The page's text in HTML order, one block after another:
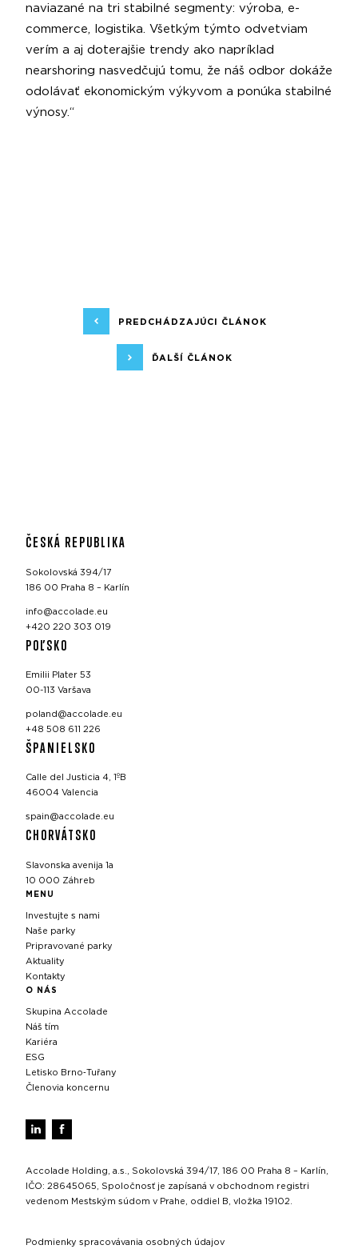
naviazané na tri stabilné segmenty: výroba, e-
commerce, logistika. Všetkým týmto odvetviam
verím a aj doterajšie trendy ako napríklad
nearshoring nasvedčujú tomu, že náš odbor dokáže
odolávať ekonomickým výkyvom a ponúka stabilné
výnosy.“
PREDCHÁDZAJÚCI ČLÁNOK
ĎALŠÍ ČLÁNOK
ČESKÁ REPUBLIKA
Sokolovská 394/17
186 00 Praha 8 – Karlín
info@accolade.eu
+420 220 303 019
POĽSKO
Emilii Plater 53
00-113 Varšava
poland@accolade.eu
+48 508 611 226
ŠPANIELSKO
Calle del Justicia 4, 1ºB
46004 Valencia
spain@accolade.eu
CHORVÁTSKO
Slavonska avenija 1a
10 000 Záhreb
MENU
Investujte s nami
Naše parky
Pripravované parky
Aktuality
Kontakty
O NÁS
Skupina Accolade
Náš tím
Kariéra
ESG
Letisko Brno‑Tuřany
Členovia koncernu
Accolade Holding, a.s., Sokolovská 394/17, 186 00 Praha 8 – Karlín,
IČO: 28645065, Spoločnosť je zapísaná v obchodnom registri
vedenom Mestským súdom v Prahe, oddiel B, vložka 19102.
Podmienky spracovávania osobných údajov